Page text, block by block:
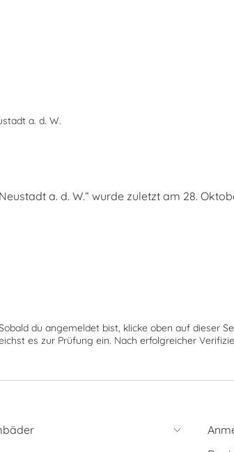
a. d. W.
a. d. W.“ wurde zuletzt am 28.
du angemeldet bist, klicke oben auf dieser
es zur Prüfung ein. Nach erfolgreicher